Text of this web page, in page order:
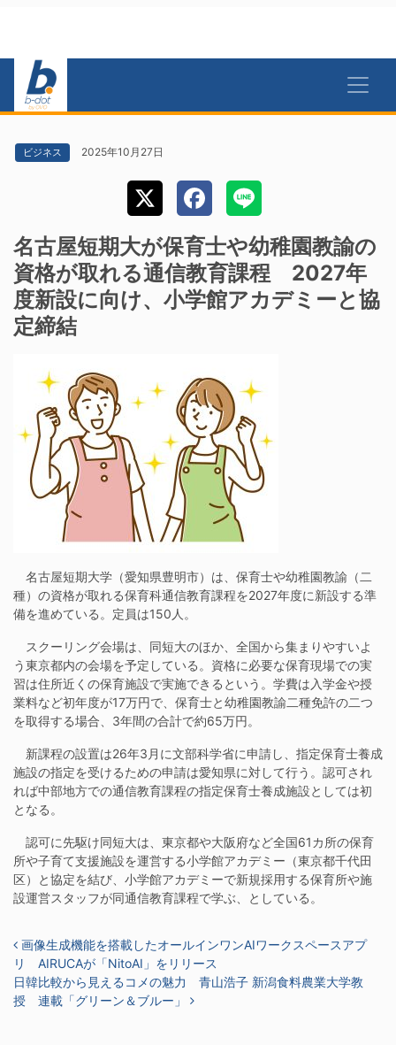
ビジネス 2025年10月27日
名古屋短期大が保育士や幼稚園教諭の
資格が取れる通信教育課程 2027年
度新設に向け、小学館アカデミーと協
定締結
名古屋短期大学（愛知県豊明市）は、保育士や幼稚園教諭（二
種）の資格が取れる保育科通信教育課程を2027年度に新設する準
備を進めている。定員は150人。
スクーリング会場は、同短大のほか、全国から集まりやすいよ
う東京都内の会場を予定している。資格に必要な保育現場での実
習は住所近くの保育施設で実施できるという。学費は入学金や授
業料など初年度が17万円で、保育士と幼稚園教諭二種免許の二つ
を取得する場合、3年間の合計で約65万円。
新課程の設置は26年3月に文部科学省に申請し、指定保育士養成
施設の指定を受けるための申請は愛知県に対して行う。認可され
れば中部地方での通信教育課程の指定保育士養成施設としては初
となる。
認可に先駆け同短大は、東京都や大阪府など全国61カ所の保育
所や子育て支援施設を運営する小学館アカデミー（東京都千代田
区）と協定を結び、小学館アカデミーで新規採用する保育所や施
設運営スタッフが同通信教育課程で学ぶ、としている。
投稿ナビゲーション
画像生成機能を搭載したオールインワンAIワークスペースアプ
リ AIRUCAが「NitoAI」をリリース
日韓比較から見えるコメの魅力 青山浩子 新潟食料農業大学教
授 連載「グリーン＆ブルー」